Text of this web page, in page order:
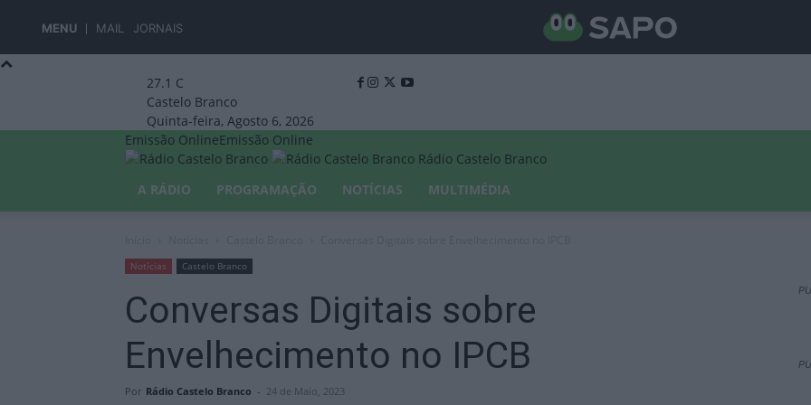
MENU MAIL JORNAIS
27.1 C
Castelo Branco
Quinta-feira, Agosto 6, 2026
Emissão OnlineEmissão Online
Rádio Castelo Branco
A RÁDIO
PROGRAMAÇÃO NOTÍCIAS MULTIMÉDIA
Notícias Castelo Branco
Conversas Digitais sobre
Envelhecimento no IPCB
Por Rádio Castelo Branco - 24 de Maio, 2023